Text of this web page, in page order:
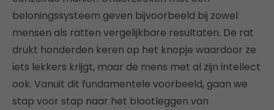
beloningssysteem geven bijvoorbeeld bij zowel
mensen als ratten vergelijkbare resultaten. De rat
drukt honderden keren op het knopje waardoor ze
iets lekkers krijgt, maar de mens met al zijn intellect
ook. Vanuit dit fundamentele voorbeeld, gaan we
stap voor stap naar het blootleggen van